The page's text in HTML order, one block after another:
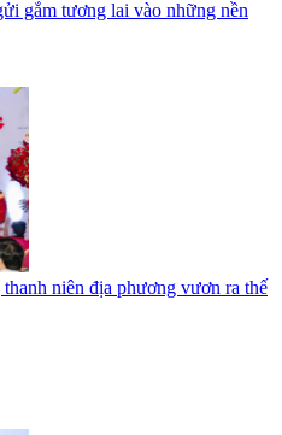
gắm tương lai vào những nền
niên địa phương vươn ra thế